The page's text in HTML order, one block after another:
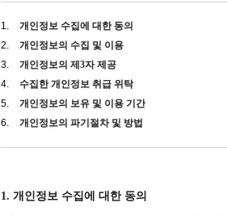
1.
개인정보 수집에 대한 동의
2.
개인정보의 수집 및 이용
3.
개인정보의 제3자 제공
4.
수집한 개인정보 취급 위탁
5.
개인정보의 보유 및 이용 기간
6.
개인정보의 파기절차 및 방법
1. 개인정보 수집에 대한 동의